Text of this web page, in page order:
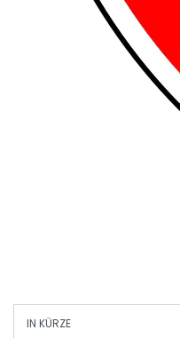
IN KÜRZE